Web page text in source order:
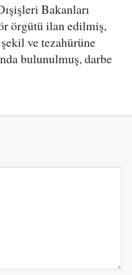
Bakanları
örgütü ilan edilmiş,
ve tezahürüne
bulunulmuş, darbe